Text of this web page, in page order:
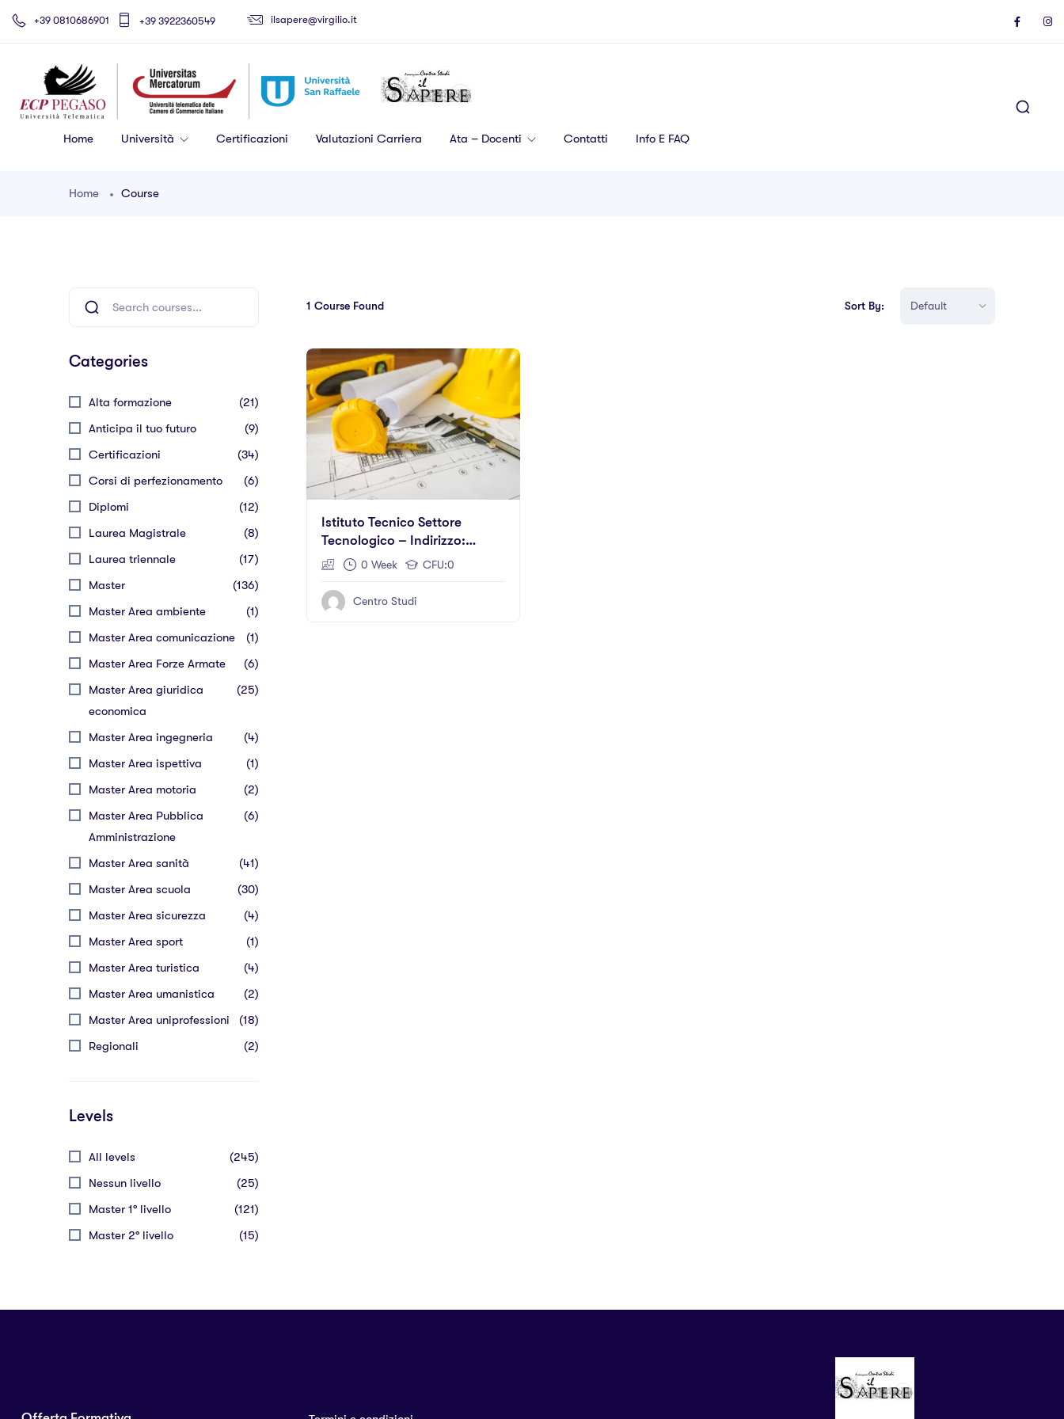
+39 0810686901 +39 3922360549 ilsapere@virgilio.it
Home Università Certificazioni Valutazioni Carriera Ata – Docenti Contatti Info E FAQ
Home Course
Categories
Alta formazione
(21)
Anticipa il tuo futuro
(9)
Certificazioni
(34)
Corsi di perfezionamento
(6)
Diplomi
(12)
Laurea Magistrale
(8)
Laurea triennale
(17)
Master
(136)
Master Area ambiente
(1)
Master Area comunicazione
(1)
Master Area Forze Armate
(6)
Master Area giuridica
economica
(25)
Master Area ingegneria
(4)
Master Area ispettiva
(1)
Master Area motoria
(2)
Master Area Pubblica
Amministrazione
(6)
Master Area sanità
(41)
Master Area scuola
(30)
Master Area sicurezza
(4)
Master Area sport
(1)
Master Area turistica
(4)
Master Area umanistica
(2)
Master Area uniprofessioni
(18)
Regionali
(2)
Levels
All levels
(245)
Nessun livello
(25)
Master 1° livello
(121)
Master 2° livello
(15)
1 Course Found Sort By:
Istituto Tecnico Settore
Tecnologico – Indirizzo:
“costruzioni, Ambiente,
0 Week CFU:0
Centro Studi